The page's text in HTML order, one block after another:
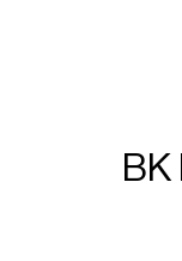
BK